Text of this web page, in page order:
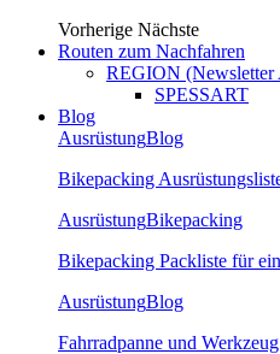
Vorherige Nächste
Routen zum Nachfahren
REGION (Newsletter
SPESSART
Blog
AusrüstungBlog
Bikepacking
AusrüstungBikepacking
Bikepacking Packliste für
AusrüstungBlog
Fahrradpanne und Werkzeug